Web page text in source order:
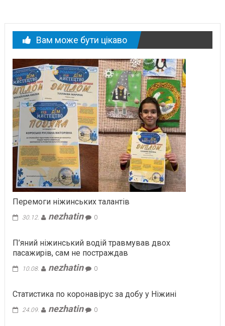
Вам може бути цікаво
Перемоги ніжинських талантів
30.12. nezhatin 0
П’яний ніжинський водій травмував двох
пасажирів, сам не постраждав
10.08. nezhatin 0
Статистика по коронавірус за добу у Ніжині
24.09. nezhatin 0